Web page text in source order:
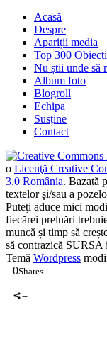
Acasă
Despre
Apariții media
Top 300
Nu știi unde să
Album foto
Blogroll
Echipa
Susține
Contact
o Licenţă Creative
3.0 România. Bazată
textelor şi/sau a
Puteţi aduce mici
fiecărei preluări
muncă și timp să
să contrazică SURSA
Temă Wordpress
0Shares